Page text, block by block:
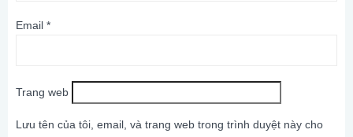
Email *
Trang web
Lưu tên của tôi, email, và trang web trong trình duyệt này cho